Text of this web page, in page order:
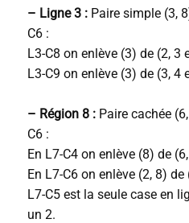
– Ligne 3 :Paire simple (3,
C6 :
L3-C8 on enlève (3) de (2, 3
L3-C9 on enlève (3) de (3, 4
– Région 8 :Paire cachée
C6 :
En L7-C4 on enlève (8) de
En L7-C6 on enlève (2, 8)
L7-C5 est la seule case en
un 2.